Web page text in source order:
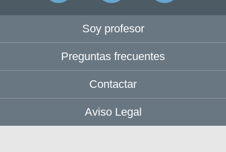
Soy profesor
Preguntas frecuentes
Contactar
Aviso Legal